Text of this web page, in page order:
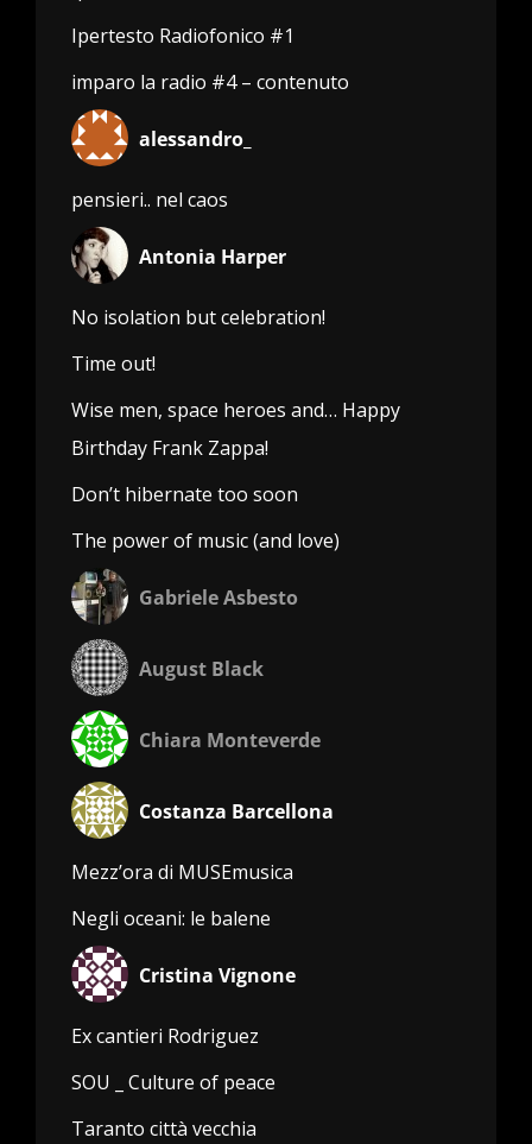
Ipertesto Radiofonico #1
imparo la radio #4 – contenuto
alessandro_
pensieri.. nel caos
Antonia Harper
No isolation but celebration!
Time out!
Wise men, space heroes and… Happy
Birthday Frank Zappa!
Don’t hibernate too soon
The power of music (and love)
Gabriele Asbesto
August Black
Chiara Monteverde
Costanza Barcellona
Mezz’ora di MUSEmusica
Negli oceani: le balene
Cristina Vignone
Ex cantieri Rodriguez
SOU _ Culture of peace
Taranto città vecchia